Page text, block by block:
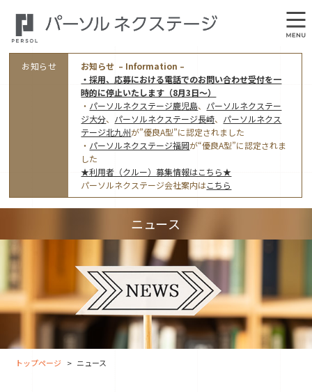
オフィス案内・アクセス
アクセストップ
福岡オフィス
鹿児島オフィス
大分オフィス
長崎オフィス
事業モデルと仕事内容
ワークスタイル
指定就労継続支援Ａ型事業所にかかる情報公表
利用者（クルー）募集
支援スタッフ（タレント）募集
利用者（クルー）データ
お知らせ
お知らせ – Information –
・採用、応募における電話でのお問い合わせ受付を一
時的に停止いたします（8月3日～）
・ パーソルネクステージ鹿児島、 パーソルネクステー
ジ大分、 パーソルネクステージ長崎、 パーソルネクス
テージ北九州が”優良A型”に認定されました
・ パーソルネクステージ福岡が“優良A型”に認定されま
した
★利用者（クルー）募集情報はこちら★
パーソルネクステージ会社案内はこちら
ニュース
トップページ ニュース